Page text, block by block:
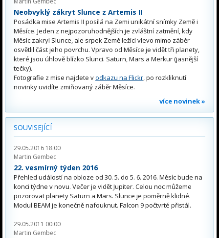
Neobvyklý zákryt Slunce z Artemis II
Posádka mise Artemis II posílá na Zemi unikátní snímky Země i
Měsíce. Jeden z nejpozoruhodnějších je zvláštní zatmění, kdy
Měsíc zakryl Slunce, ale srpek Země ležící vlevo mimo záběr
osvětlil část jeho povrchu. Vpravo od Měsíce je vidět tři planety,
které jsou úhlově blízko Slunci. Saturn, Mars a Merkur (jasnější
tečky).
Fotografie z mise najdete vodkazu na Flickr, po rozkliknutí
novinky uvidíte zmiňovaný záběr Měsíce.
více novinek »
SOUVISEJÍCÍ
29.05.2016 18:00
Martin Gembec
22. vesmírný týden 2016
Přehled událostí na obloze od 30. 5. do 5. 6. 2016. Měsíc bude na
konci týdne v novu. Večer je vidět Jupiter. Celou noc můžeme
pozorovat planety Saturn a Mars. Slunce je poměrně klidné.
Modul BEAM je konečně nafouknut. Falcon 9 počtvrté přistál.
29.05.2011 00:00
Martin Gembec